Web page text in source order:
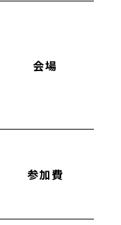
会場
参加費